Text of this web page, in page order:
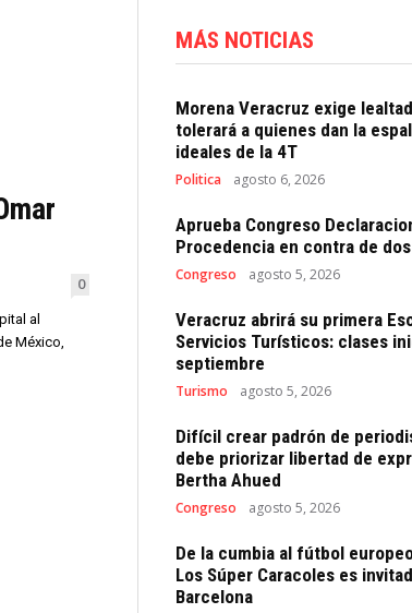
0
al
México,
MÁS NOTICIAS
Morena Veracruz exige
tolerará a quienes dan la
ideales de la 4T
Politica agosto 6, 2026
Aprueba Congreso
Procedencia en contra de
Congreso agosto 5, 2026
Veracruz abrirá su primera
Servicios Turísticos: clases
septiembre
Turismo agosto 5, 2026
Difícil crear padrón de
debe priorizar libertad de
Bertha Ahued
Congreso agosto 5, 2026
De la cumbia al fútbol
Los Súper Caracoles es
Barcelona